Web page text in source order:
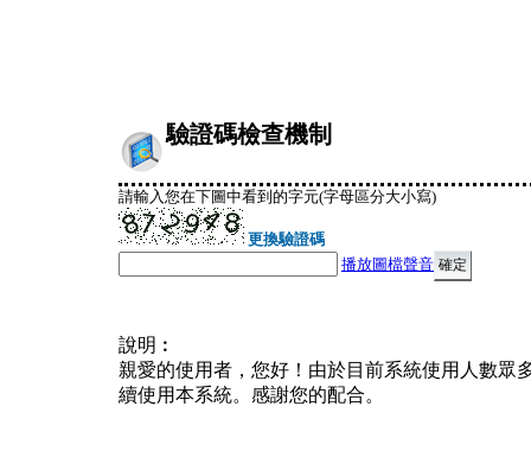
驗證碼檢查機制
請輸入您在下圖中看到的字元(字母區分大小寫)
更換驗證碼
播放圖檔聲音
說明︰
親愛的使用者，您好！由於目前系統使用人數眾
續使用本系統。感謝您的配合。